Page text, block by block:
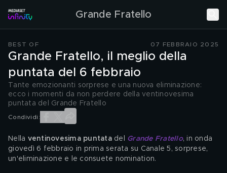
Grande Fratello
BEST OF 07 FEBBRAIO 2025
Grande Fratello, il meglio della
puntata del 6 febbraio
Tante emozionanti sorprese e una nuova eliminazione:
ecco i momenti da non perdere della ventinovesima
puntata del Grande Fratello
Condividi:
Nella ventinovesima puntata del Grande Fratello, in onda
giovedì 6 febbraio in prima serata su Canale 5, sorprese,
un'eliminazione e le consuete nomination.